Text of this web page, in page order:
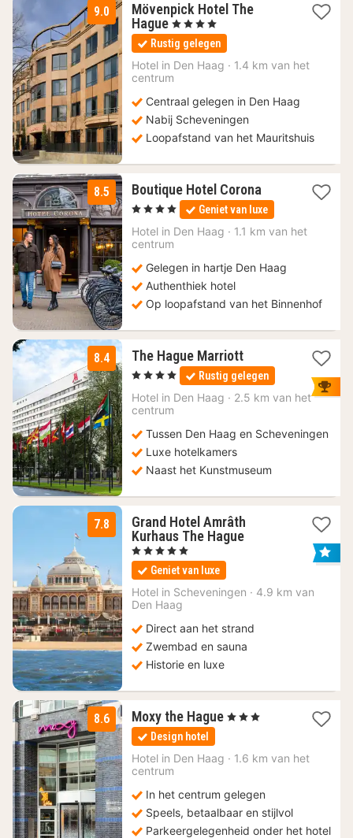
9.0
Mövenpick Hotel The
Hague1
nacht
vanaf
119
€
, 4 Sterren
Rustig gelegen
Hotel in Den Haag · 1.4 km van het
centrum
Centraal gelegen in Den Haag
Nabij Scheveningen
Loopafstand van het Mauritshuis
8.5 Boutique Hotel Corona1
nacht
vanaf
108
, 4 Sterren Geniet van luxe
Hotel in Den Haag · 1.1 km van het
centrum
Gelegen in hartje Den Haag
Authenthiek hotel
Op loopafstand van het Binnenhof
8.4 The Hague Marriott1
nacht
vanaf
125
, 4 Sterren Rustig gelegen
Hotel in Den Haag · 2.5 km van het
centrum
Tussen Den Haag en Scheveningen
Luxe hotelkamers
Naast het Kunstmuseum
7.8
Grand Hotel Amrâth
Kurhaus The Hague1
€
, 5 Sterren
Geniet van luxe
Hotel in Scheveningen · 4.9 km van
Den Haag
Direct aan het strand
Zwembad en sauna
Historie en luxe
8.6 Moxy the Hague 2
119
, 3 Sterren
Design hotel
Hotel in Den Haag · 1.6 km van het
centrum
In het centrum gelegen
Speels, betaalbaar en stijlvol
Parkeergelegenheid onder het hotel